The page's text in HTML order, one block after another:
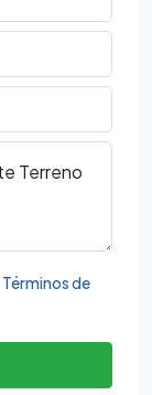
Términos de